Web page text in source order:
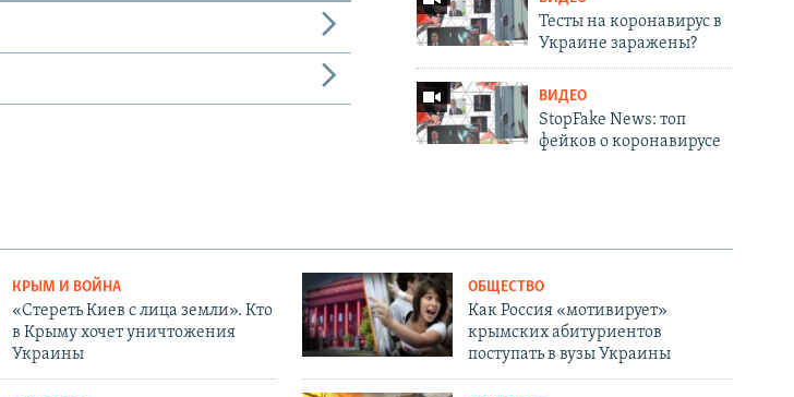
Тесты на коронавирус в
Украине заражены?
ВИДЕО
StopFake News: топ
фейков о коронавирусе
КРЫМ И ВОЙНА
«Стереть Киев с лица земли». Кто
в Крыму хочет уничтожения
Украины
ОБЩЕСТВО
Как Россия «мотивирует»
крымских абитуриентов
поступать в вузы Украины